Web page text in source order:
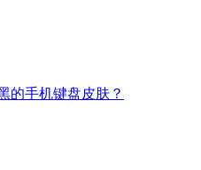
的手机键盘皮肤？